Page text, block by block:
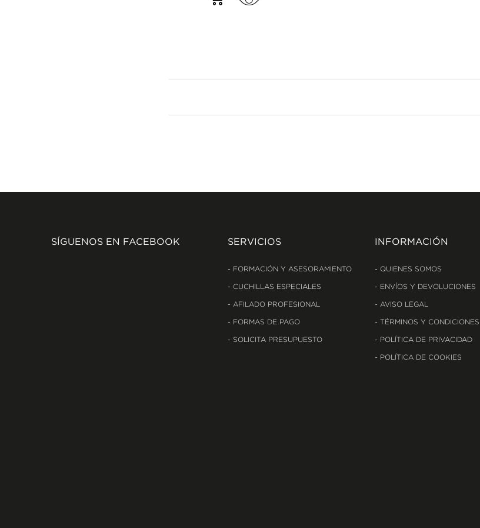
SÍGUENOS EN FACEBOOK SERVICIOS
FORMACIÓN Y ASESORAMIENTO
CUCHILLAS ESPECIALES
AFILADO PROFESIONAL
FORMAS DE PAGO
SOLICITA PRESUPUESTO
INFORMACIÓN
QUIENES SOMOS
ENVÍOS Y DEVOLUCIONES
AVISO LEGAL
TÉRMINOS Y CONDICIONES
POLÍTICA DE PRIVACIDAD
POLÍTICA DE COOKIES